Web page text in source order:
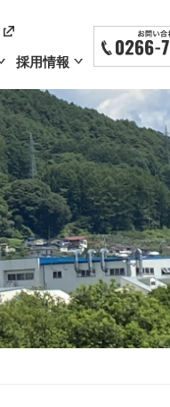
採用情報